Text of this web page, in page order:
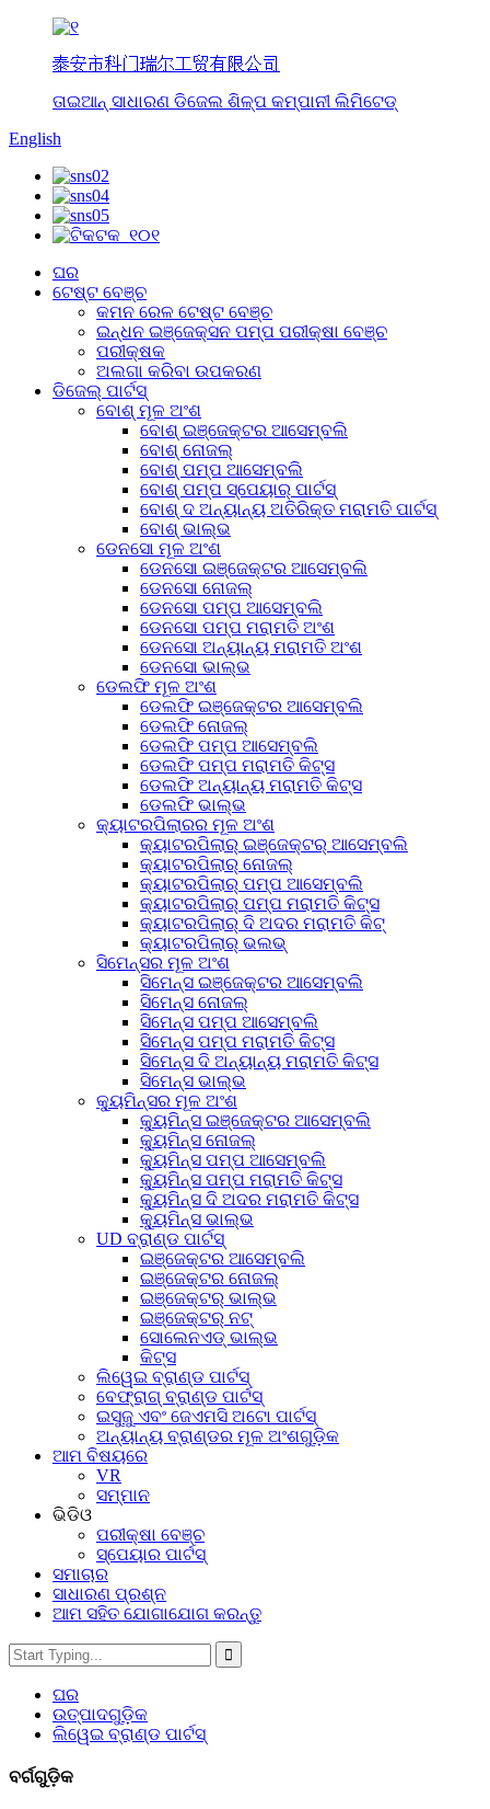
泰安市科门瑞尔工贸有限公司
ତାଇଆନ୍ ସାଧାରଣ ଡିଜେଲ ଶିଳ୍ପ କମ୍ପାନୀ ଲିମିଟେଡ୍
English
ଘର
ଟେଷ୍ଟ ବେଞ୍ଚ
କମନ ରେଳ ଟେଷ୍ଟ ବେଞ୍ଚ
ଇନ୍ଧନ ଇଞ୍ଜେକ୍ସନ ପମ୍ପ ପରୀକ୍ଷା ବେଞ୍ଚ
ପରୀକ୍ଷକ
ଅଲଗା କରିବା ଉପକରଣ
ଡିଜେଲ୍ ପାର୍ଟସ୍
ବୋଶ୍ ମୂଳ ଅଂଶ
ବୋଶ୍ ଇଞ୍ଜେକ୍ଟର ଆସେମ୍ବଲି
ବୋଶ୍ ନୋଜଲ୍
ବୋଶ୍ ପମ୍ପ ଆସେମ୍ବଲି
ବୋଶ୍ ପମ୍ପ ସ୍ପେୟାର୍ ପାର୍ଟସ୍
ବୋଶ୍ ଦ ଅନ୍ୟାନ୍ୟ ଅତିରିକ୍ତ ମରାମତି ପାର୍ଟସ୍
ବୋଶ୍ ଭାଲ୍ଭ
ଡେନସୋ ମୂଳ ଅଂଶ
ଡେନସୋ ଇଞ୍ଜେକ୍ଟର ଆସେମ୍ବଲି
ଡେନସୋ ନୋଜଲ୍
ଡେନସୋ ପମ୍ପ ଆସେମ୍ବଲି
ଡେନସୋ ପମ୍ପ ମରାମତି ଅଂଶ
ଡେନସୋ ଅନ୍ୟାନ୍ୟ ମରାମତି ଅଂଶ
ଡେନସୋ ଭାଲ୍ଭ
ଡେଲଫି ମୂଳ ଅଂଶ
ଡେଲଫି ଇଞ୍ଜେକ୍ଟର ଆସେମ୍ବଲି
ଡେଲଫି ନୋଜଲ୍
ଡେଲଫି ପମ୍ପ ଆସେମ୍ବଲି
ଡେଲଫି ପମ୍ପ ମରାମତି କିଟ୍ସ
ଡେଲଫି ଅନ୍ୟାନ୍ୟ ମରାମତି କିଟ୍ସ
ଡେଲଫି ଭାଲ୍ଭ
କ୍ୟାଟରପିଲାରର ମୂଳ ଅଂଶ
କ୍ୟାଟରପିଲାର୍ ଇଞ୍ଜେକ୍ଟର୍ ଆସେମ୍ବଲି
କ୍ୟାଟରପିଲାର୍ ନୋଜଲ୍
କ୍ୟାଟରପିଲାର୍ ପମ୍ପ ଆସେମ୍ବଲି
କ୍ୟାଟରପିଲାର୍ ପମ୍ପ ମରାମତି କିଟ୍ସ
କ୍ୟାଟରପିଲାର୍ ଦି ଅଦର ମରାମତି କିଟ୍
କ୍ୟାଟରପିଲାର୍ ଭଲଭ୍
ସିମେନ୍ସର ମୂଳ ଅଂଶ
ସିମେନ୍ସ ଇଞ୍ଜେକ୍ଟର ଆସେମ୍ବଲି
ସିମେନ୍ସ ନୋଜଲ୍
ସିମେନ୍ସ ପମ୍ପ ଆସେମ୍ବଲି
ସିମେନ୍ସ ପମ୍ପ ମରାମତି କିଟ୍ସ
ସିମେନ୍ସ ଦି ଅନ୍ୟାନ୍ୟ ମରାମତି କିଟ୍ସ
ସିମେନ୍ସ ଭାଲ୍ଭ
କ୍ୟୁମିନ୍ସର ମୂଳ ଅଂଶ
କ୍ୟୁମିନ୍ସ ଇଞ୍ଜେକ୍ଟର ଆସେମ୍ବଲି
କ୍ୟୁମିନ୍ସ ନୋଜଲ୍
କ୍ୟୁମିନ୍ସ ପମ୍ପ ଆସେମ୍ବଲି
କ୍ୟୁମିନ୍ସ ପମ୍ପ ମରାମତି କିଟ୍ସ
କ୍ୟୁମିନ୍ସ ଦି ଅଦର ମରାମତି କିଟ୍ସ
କ୍ୟୁମିନ୍ସ ଭାଲ୍ଭ
UD ବ୍ରାଣ୍ଡ ପାର୍ଟସ୍
ଇଞ୍ଜେକ୍ଟର ଆସେମ୍ବଲି
ଇଞ୍ଜେକ୍ଟର ନୋଜଲ୍
ଇଞ୍ଜେକ୍ଟର୍ ଭାଲ୍ଭ
ଇଞ୍ଜେକ୍ଟର୍ ନଟ୍
ସୋଲେନଏଡ୍ ଭାଲ୍ଭ
କିଟ୍ସ
ଲିୱେଇ ବ୍ରାଣ୍ଡ ପାର୍ଟସ୍
ବେଫ୍ରାଗ୍ ବ୍ରାଣ୍ଡ ପାର୍ଟସ୍
ଇସୁଜୁ ଏବଂ ଜେଏମସି ଅଟୋ ପାର୍ଟସ୍
ଅନ୍ୟାନ୍ୟ ବ୍ରାଣ୍ଡର ମୂଳ ଅଂଶଗୁଡ଼ିକ
ଆମ ବିଷୟରେ
VR
ସମ୍ମାନ
ଭିଡିଓ
ପରୀକ୍ଷା ବେଞ୍ଚ
ସ୍ପେୟାର ପାର୍ଟସ୍‌
ସମାଚାର
ସାଧାରଣ ପ୍ରଶ୍ନ
ଆମ ସହିତ ଯୋଗାଯୋଗ କରନ୍ତୁ
ଘର
ଉତ୍ପାଦଗୁଡ଼ିକ
ଲିୱେଇ ବ୍ରାଣ୍ଡ ପାର୍ଟସ୍
ବର୍ଗଗୁଡ଼ିକ